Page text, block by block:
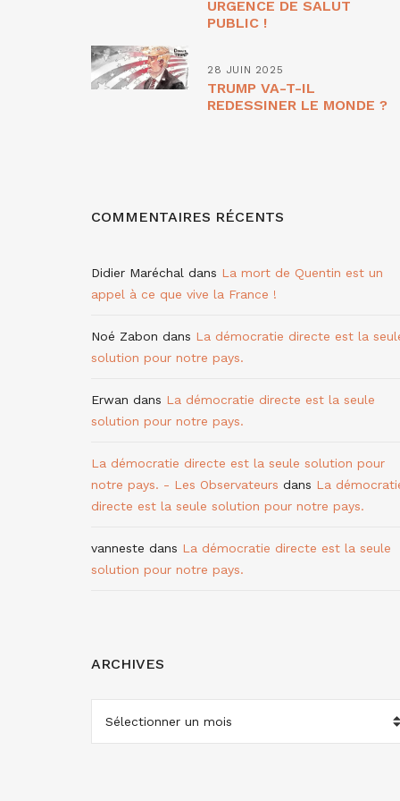
URGENCE DE SALUT
PUBLIC !
28 JUIN 2025
TRUMP VA-T-IL
REDESSINER LE MONDE ?
COMMENTAIRES RÉCENTS
Didier Maréchal dans La mort de Quentin est un
appel à ce que vive la France !
Noé Zabon dans La démocratie directe est la
solution pour notre pays.
Erwan dans La démocratie directe est la seule
solution pour notre pays.
La démocratie directe est la seule solution pour
notre pays. - Les Observateurs dans La
directe est la seule solution pour notre pays.
vanneste dans La démocratie directe est la seule
solution pour notre pays.
ARCHIVES
ARCHIVES